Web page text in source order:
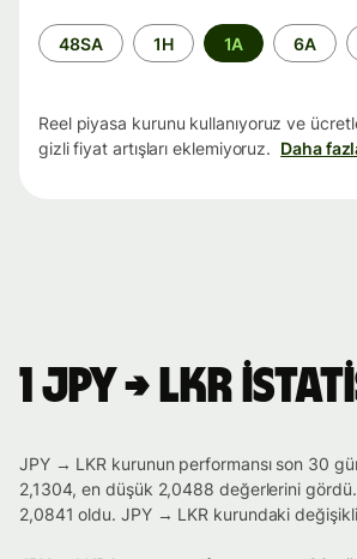
Zaman
aralığı
48SA 1H 1A 6A
Reel piyasa kurunu kullanıyoruz ve
gizli fiyat artışları eklemiyoruz. Daha
1 JPY → LKR
JPY → LKR kurunun performansı son 30
2,1304, en düşük 2,0488 değerlerini
2,0841 oldu. JPY → LKR kurundaki